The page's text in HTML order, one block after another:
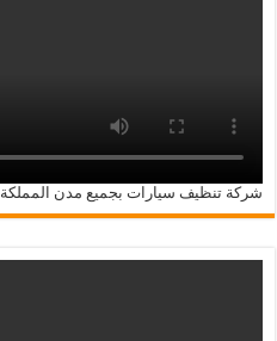
شركة تنظيف سيارات بجميع مدن المملكة